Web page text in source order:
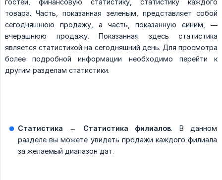
товара. Часть, показанная зеленым, представляет собой
сегодняшнюю продажу, а часть, показанную синим, —
вчерашнюю продажу. Показанная здесь статистика
является статистикой на сегодняшний день. Для просмотра
более подробной информации необходимо перейти к
другим разделам статистики.
Статистика → Статистика филиалов. В данном
разделе вы можете увидеть продажи каждого филиала
за желаемый диапазон дат.